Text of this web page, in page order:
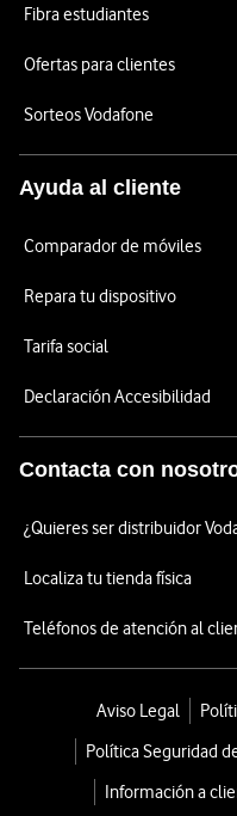
Fibra estudiantes
Ofertas para clientes
Sorteos Vodafone
Ayuda al cliente
Comparador de móviles
Repara tu dispositivo
Tarifa social
Declaración Accesibilidad
Contacta con
¿Quieres ser distribuidor
Localiza tu tienda física
Teléfonos de atención al
Aviso Legal
Política Seguridad
Información a